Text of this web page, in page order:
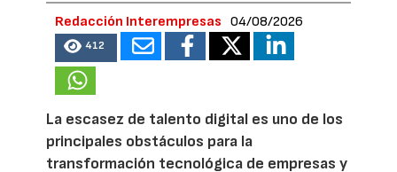
Redacción Interempresas 04/08/2026
412
La escasez de talento digital es uno de los
principales obstáculos para la
transformación tecnológica de empresas y